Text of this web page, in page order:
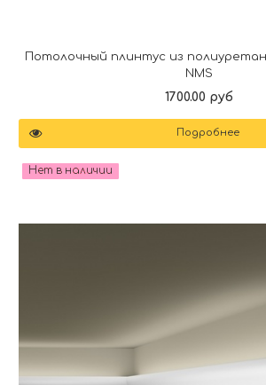
Потолочный плинтус из
NMS
1700.00 руб
Подробнее
Нет в наличии